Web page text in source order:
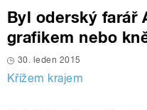
Byl oderský farář
grafikem nebo
30. leden 2015
Křížem krajem